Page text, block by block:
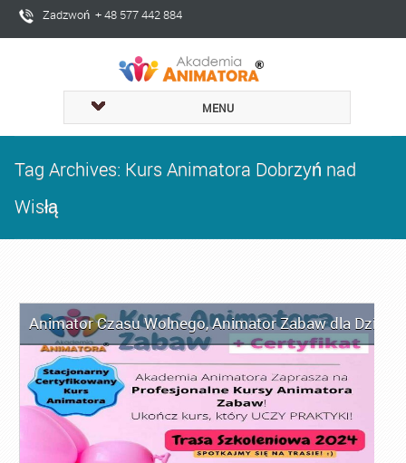
Zadzwoń + 48 577 442 884
MENU
Tag Archives: Kurs Animatora Dobrzyń nad
Wisłą
Animator Czasu Wolnego,Animator Zabaw dla Dzieci